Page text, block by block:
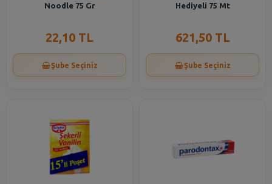
Noodle 75 Gr
22,10 TL
Şube Seçiniz
Hediyeli 75 Mt
621,50 TL
Şube Seçiniz